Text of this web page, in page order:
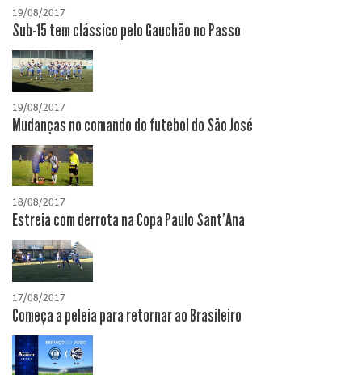
19/08/2017
Sub-15 tem clássico pelo Gauchão no Passo
19/08/2017
Mudanças no comando do futebol do São José
18/08/2017
Estreia com derrota na Copa Paulo Sant'Ana
17/08/2017
Começa a peleia para retornar ao Brasileiro